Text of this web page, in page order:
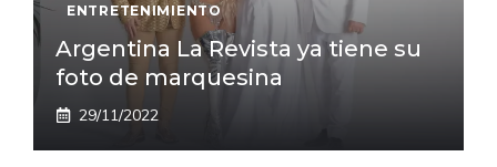
ENTRETENIMIENTO
Argentina La Revista ya tiene su
foto de marquesina
29/11/2022